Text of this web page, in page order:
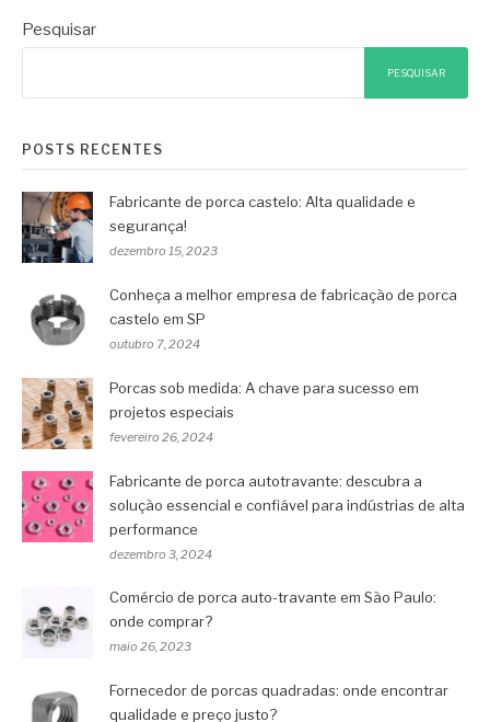
Pesquisar
PESQUISAR
POSTS RECENTES
Fabricante de porca castelo: Alta qualidade e
segurança!
dezembro 15, 2023
Conheça a melhor empresa de fabricação de porca
castelo em SP
outubro 7, 2024
Porcas sob medida: A chave para sucesso em
projetos especiais
fevereiro 26, 2024
Fabricante de porca autotravante: descubra a
solução essencial e confiável para indústrias de alta
performance
dezembro 3, 2024
Comércio de porca auto-travante em São Paulo:
onde comprar?
maio 26, 2023
Fornecedor de porcas quadradas: onde encontrar
qualidade e preço justo?